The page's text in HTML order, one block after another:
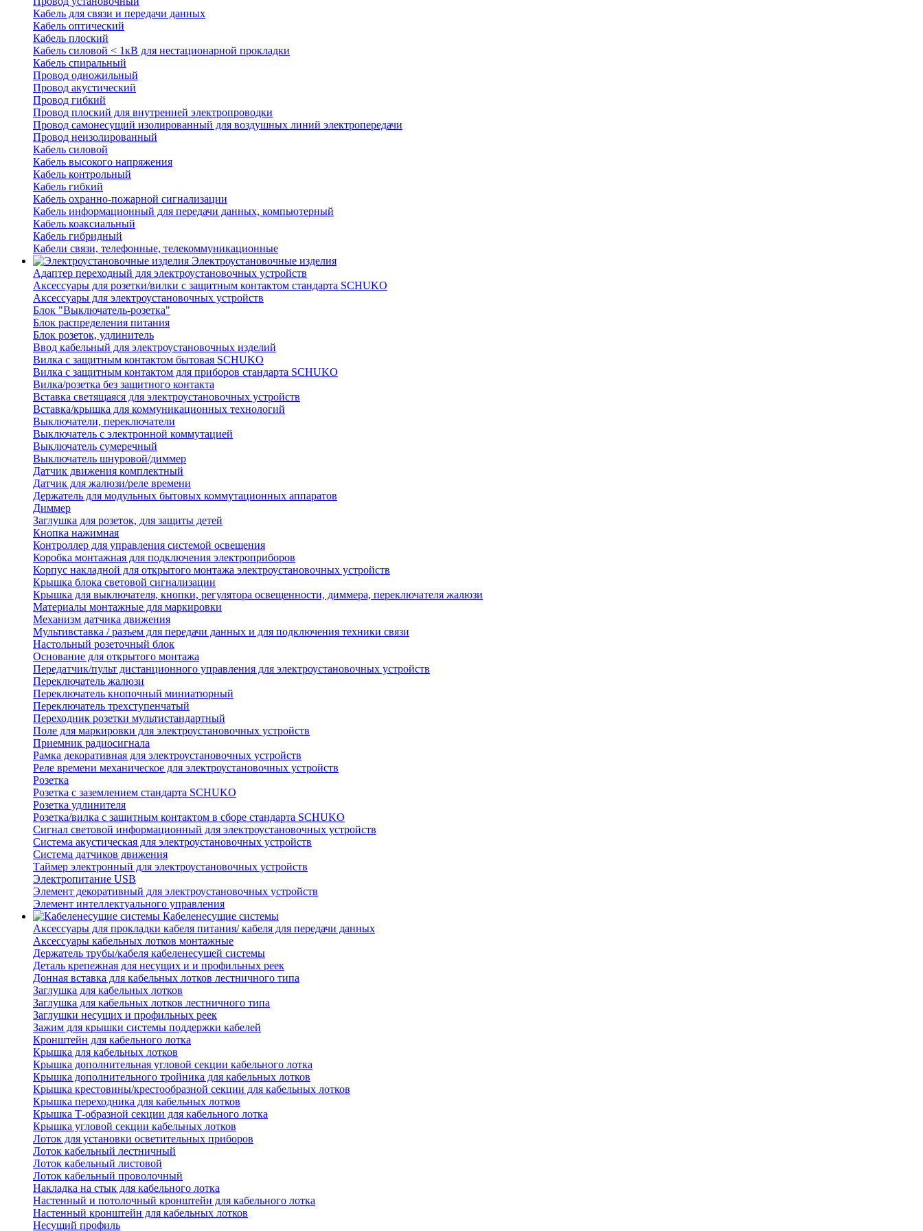
Кабель для связи и передачи данных
Кабель оптический
Кабель плоский
Кабель силовой < 1кВ для нестационарной прокладки
Кабель спиральный
Провод одножильный
Провод акустический
Провод гибкий
Провод плоский для внутренней электропроводки
Провод самонесущий изолированный для воздушных линий электропередачи
Провод неизолированный
Кабель силовой
Кабель высокого напряжения
Кабель контрольный
Кабель гибкий
Кабель охранно-пожарной сигнализации
Кабель информационный для передачи данных, компьютерный
Кабель коаксиальный
Кабель гибридный
Кабели связи, телефонные, телекоммуникационные
Электроустановочные изделия
Адаптер переходный для электроустановочных устройств
Аксессуары для розетки/вилки с защитным контактом стандарта SCHUKO
Аксессуары для электроустановочных устройств
Блок "Выключатель-розетка"
Блок распределения питания
Блок розеток, удлинитель
Ввод кабельный для электроустановочных изделий
Вилка с защитным контактом бытовая SCHUKO
Вилка с защитным контактом для приборов стандарта SCHUKO
Вилка/розетка без защитного контакта
Вставка светящаяся для электроустановочных устройств
Вставка/крышка для коммуникационных технологий
Выключатели, переключатели
Выключатель с электронной коммутацией
Выключатель сумеречный
Выключатель шнуровой/диммер
Датчик движения комплектный
Датчик для жалюзи/реле времени
Держатель для модульных бытовых коммутационных аппаратов
Диммер
Заглушка для розеток, для защиты детей
Кнопка нажимная
Контроллер для управления системой освещения
Коробка монтажная для подключения электроприборов
Корпус накладной для открытого монтажа электроустановочных устройств
Крышка блока световой сигнализации
Крышка для выключателя, кнопки, регулятора освещенности, диммера, переключателя жалюзи
Материалы монтажные для маркировки
Механизм датчика движения
Мультивставка / разъем для передачи данных и для подключения техники связи
Настольный розеточный блок
Основание для открытого монтажа
Передатчик/пульт дистанционного управления для электроустановочных устройств
Переключатель жалюзи
Переключатель кнопочный миниатюрный
Переключатель трехступенчатый
Переходник розетки мультистандартный
Поле для маркировки для электроустановочных устройств
Приемник радиосигнала
Рамка декоративная для электроустановочных устройств
Реле времени механическое для электроустановочных устройств
Розетка
Розетка с заземлением стандарта SCHUKO
Розетка удлинителя
Розетка/вилка с защитным контактом в сборе стандарта SCHUKO
Сигнал световой информационный для электроустановочных устройств
Система акустическая для электроустановочных устройств
Система датчиков движения
Таймер электронный для электроустановочных устройств
Электропитание USB
Элемент декоративный для электроустановочных устройств
Элемент интеллектуального управления
Кабеленесущие системы
Аксессуары для прокладки кабеля питания/ кабеля для передачи данных
Аксессуары кабельных лотков монтажные
Держатель трубы/кабеля кабеленесущей системы
Деталь крепежная для несущих и и профильных реек
Донная вставка для кабельных лотков лестничного типа
Заглушка для кабельных лотков
Заглушка для кабельных лотков лестничного типа
Заглушки несущих и профильных реек
Зажим для крышки системы поддержки кабелей
Кронштейн для кабельного лотка
Крышка для кабельных лотков
Крышка дополнительная угловой секции кабельного лотка
Крышка дополнительного тройника для кабельных лотков
Крышка крестовины/крестообразной секции для кабельных лотков
Крышка переходника для кабельных лотков
Крышка Т-образной секции для кабельного лотка
Крышка угловой секции кабельных лотков
Лоток для установки осветительных приборов
Лоток кабельный лестничный
Лоток кабельный листовой
Лоток кабельный проволочный
Накладка на стык для кабельного лотка
Настенный и потолочный кронштейн для кабельного лотка
Настенный кронштейн для кабельных лотков
Несущий профиль